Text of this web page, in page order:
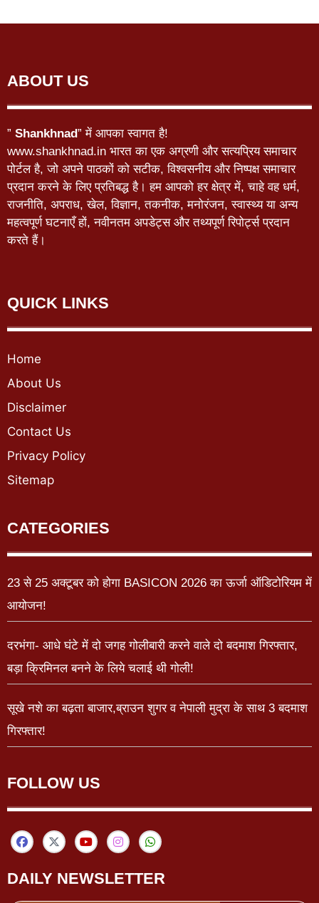
ABOUT US
” Shankhnad” में आपका स्वागत है!
www.shankhnad.in भारत का एक अग्रणी और सत्यप्रिय समाचार
पोर्टल है, जो अपने पाठकों को सटीक, विश्वसनीय और निष्पक्ष समाचार
प्रदान करने के लिए प्रतिबद्ध है। हम आपको हर क्षेत्र में, चाहे वह धर्म,
राजनीति, अपराध, खेल, विज्ञान, तकनीक, मनोरंजन, स्वास्थ्य या अन्य
महत्वपूर्ण घटनाएँ हों, नवीनतम अपडेट्स और तथ्यपूर्ण रिपोर्ट्स प्रदान
करते हैं।
QUICK LINKS
Home
About Us
Disclaimer
Contact Us
Privacy Policy
Sitemap
CATEGORIES
23 से 25 अक्टूबर को होगा BASICON 2026 का ऊर्जा ऑडिटोरियम में
आयोजन!
दरभंगा- आधे घंटे में दो जगह गोलीबारी करने वाले दो बदमाश गिरफ्तार,
बड़ा क्रिमिनल बनने के लिये चलाई थी गोली!
सूखे नशे का बढ़ता बाजार,ब्राउन शुगर व नेपाली मुद्रा के साथ 3 बदमाश
गिरफ्तार!
FOLLOW US
DAILY NEWSLETTER